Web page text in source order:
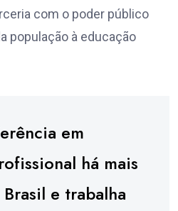
com o poder público
população à educação
em
há mais
e trabalha